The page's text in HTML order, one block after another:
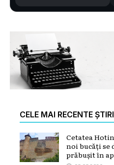
CELE MAI RECENTE ȘTIRI
Cetatea
noi bucăți se
prăbușit în